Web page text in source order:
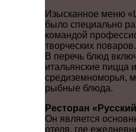
Изысканное меню
было специально
командой
творческих поваров.
В перечь блюд
итальянские пицца
средиземноморья,
рыбные блюда.
Ресторан
Он является
отеля, где